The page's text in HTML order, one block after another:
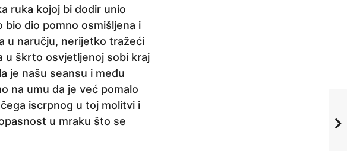
ruka kojoj bi dodir unio
dio pomno osmišljena i
u naručju, nerijetko tražeći
u škrto osvjetljenoj sobi kraj
je našu seansu i među
na umu da je već pomalo
iscrpnog u toj molitvi i
u mraku što se